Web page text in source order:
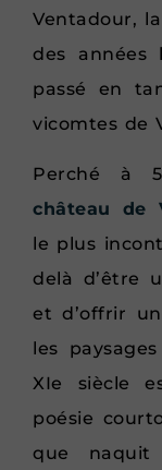
Ventadour,
des années
passé en
vicomtes de
Perché à
château de
le plus
delà d’être
et d’offrir
les
XIe siècle
poésie
que naquit